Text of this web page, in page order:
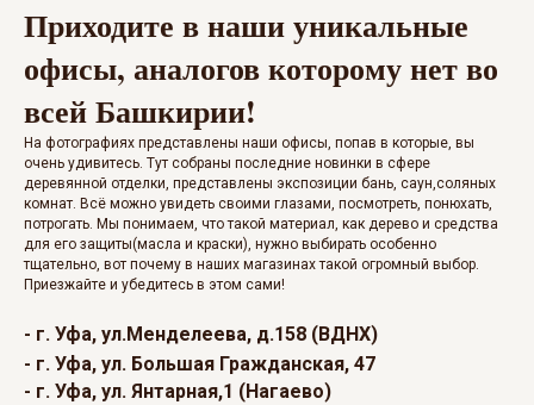
Приходите в наши уникальные
офисы, аналогов которому нет во
всей Башкирии!
На фотографиях представлены наши офисы, попав в которые, вы
очень удивитесь. Тут собраны последние новинки в сфере
деревянной отделки, представлены экспозиции бань, саун,соляных
комнат. Всё можно увидеть своими глазами, посмотреть, понюхать,
потрогать. Мы понимаем, что такой материал, как дерево и средства
для его защиты(масла и краски), нужно выбирать особенно
тщательно, вот почему в наших магазинах такой огромный выбор.
Приезжайте и убедитесь в этом сами!
- г. Уфа, ул.Менделеева, д.158 (ВДНХ)
- г. Уфа, ул. Большая Гражданская, 47
- г. Уфа, ул. Янтарная,1 (Нагаево)